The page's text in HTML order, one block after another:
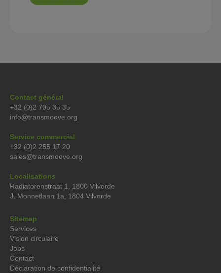
Contact général
+32 (0)2 705 35 35
info@transmoove.org
Service commercial
+32 (0)2 255 17 20
sales@transmoove.org
Localisations
Radiatorenstraat 1, 1800 Vilvorde
J. Monnetlaan 1a, 1804 Vilvorde
Sitemap
Services
Vision circulaire
Jobs
Contact
Déclaration de confidentialité